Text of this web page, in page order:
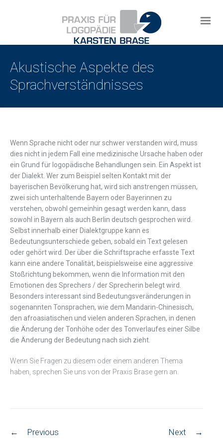
Akustische Aspekte des
Sprachverständnisses
Wenn Sprache nicht oder nur schwer verstanden wird, muss
dies nicht in jedem Fall eine medizinische Ursache haben oder
ein Grund für logopädische Behandlungen sein. Ein Aspekt ist
der Dialekt. Wer zum Beispiel selten Kontakt mit der
bayerischen Bevölkerung hat, wird sich anstrengen müssen,
zwei sich unterhaltende Bayern oder Bayerinnen zu
verstehen, obwohl gemeinhin gesagt werden kann, dass
sowohl in Bayern als auch Berlin deutsch gesprochen wird.
Selbst innerhalb einer Dialektgruppe kann es
Bedeutungsunterschiede geben, sobald ein Text gelesen
oder gehört wird. Der über die Schriftsprache erfasste Text
kann eine andere Tonalität, beispielsweise eine aggressive
Stoßrichtung bekommen, wenn die Information mit den
Emotionen des Sprechers / der Sprecherin belegt wird.
Besonders interessant sind Bedeutungsveränderungen in
sogenannten Tonsprachen, wie dem Mandarin-Chinesisch,
den afroasiatischen und vielen anderen Sprachen, in denen
die Änderung der Tonhöhe oder des Tonverlaufes einer Silbe
die Änderung der Bedeutung nach sich zieht.
Wenn Sie Fragen zu diesem oder einem anderen Thema
haben, sprechen Sie uns von der Praxis Brase gern an.
navigation
← Previous Next →